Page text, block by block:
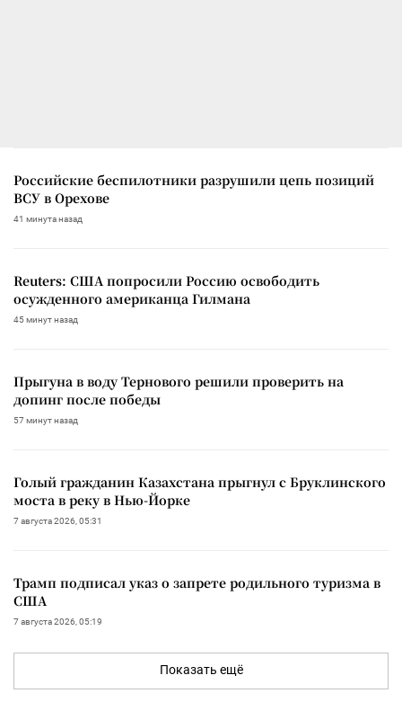
Российские беспилотники разрушили цепь позиций
ВСУ в Орехове
41 минута назад
Reuters: США попросили Россию освободить
осужденного американца Гилмана
45 минут назад
Прыгуна в воду Тернового решили проверить на
допинг после победы
57 минут назад
Голый гражданин Казахстана прыгнул с Бруклинского
моста в реку в Нью-Йорке
7 августа 2026, 05:31
Трамп подписал указ о запрете родильного туризма в
США
7 августа 2026, 05:19
Показать ещё